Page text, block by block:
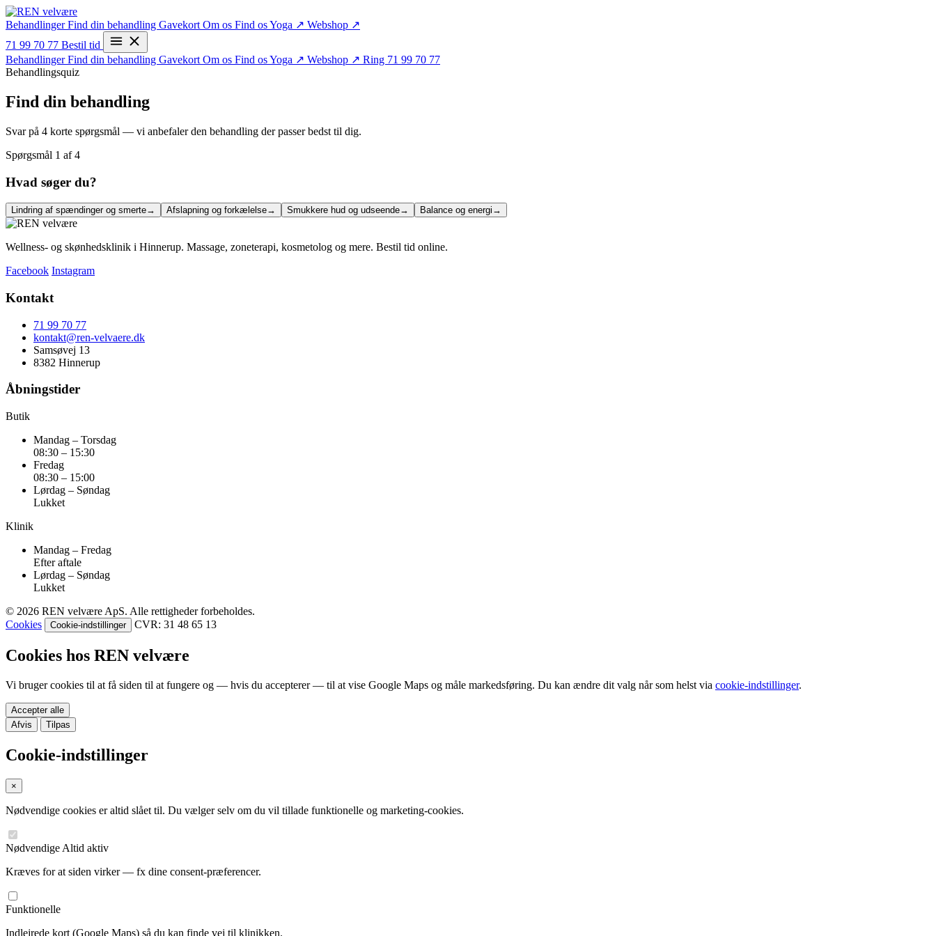
BehandlingerFind din behandling Gavekort Om os Find osYoga ↗ Webshop ↗
71 99 70 77 Bestil tid
BehandlingerFind din behandling Gavekort Om os Find osYoga ↗ Webshop ↗ Ring 71 99 70 77
Behandlingsquiz
Find din behandling
Svar på 4 korte spørgsmål — vi anbefaler den behandling der passer bedst til dig.
Spørgsmål 1 af4
Hvad søger du?
Lindring af spændinger og smerte→ Afslapning og forkælelse→ Smukkere hud og udseende→ Balance og energi →
Wellness- og skønhedsklinik i Hinnerup. Massage, zoneterapi, kosmetolog og mere. Bestil tid online.
Facebook Instagram
Kontakt
71 99 70 77
kontakt@ren-velvaere.dk
Samsøvej 13
8382 Hinnerup
Åbningstider
Butik
Mandag – Torsdag
08:30 – 15:30
Fredag
08:30 – 15:00
Lørdag – Søndag
Lukket
Klinik
Mandag – Fredag
Efter aftale
Lørdag – Søndag
Lukket
© 2026 REN velvære ApS. Alle rettigheder forbeholdes.
Cookies
Cookie-indstillinger CVR: 31 48 65 13
Cookies hos REN velvære
Vi bruger cookies til at få siden til at fungere og — hvis du accepterer — til at vise Google Maps og måle markedsføring. Du kan ændre dit valg når som helst via cookie-indstillinger.
Accepter alle
Afvis
Tilpas
Cookie-indstillinger
×
Nødvendige cookies er altid slået til. Du vælger selv om du vil tillade funktionelle og marketing-cookies.
Nødvendige Altid aktiv
Kræves for at siden virker — fx dine consent-præferencer.
Funktionelle
Indlejrede kort (Google Maps) så du kan finde vej til klinikken.